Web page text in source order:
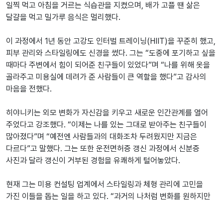
일찍 먹고 아침을 거르는 식습관을 지켰으며, 배가 고플 땐 삶은
달걀을 먹고 밀가루 음식은 멀리했다.
이 과정에서 1년 동안 고강도 인터벌 트레이닝(HIIT)을 꾸준히 했고,
피부 관리와 스타일링에도 신경을 썼다. 그는 “도중에 포기하고 싶을
때마다 주변에서 힘이 되어준 친구들이 있었다”며 “나를 위해 옷을
골라주고 미용실에 데려가 준 사람들이 큰 역할을 했다”고 감사의
마음을 전했다.
히야니키는 외모 변화가 자신감을 키우고 새로운 인간관계를 열어
주었다고 강조했다. “이제는 나를 있는 그대로 받아주는 친구들이
많아졌다”며 “예전엔 사람들과의 대화조차 두려웠지만 지금은
다르다”고 말했다. 그는 또한 운전면허증 갱신 과정에서 신분증
사진과 달라 갱신이 거부된 경험을 유쾌하게 털어놓았다.
현재 그는 미용 컨설팅 업계에서 스타일링과 체형 관리에 고민을
가진 이들을 돕는 일을 하고 있다. “과거의 나처럼 변화를 원하지만